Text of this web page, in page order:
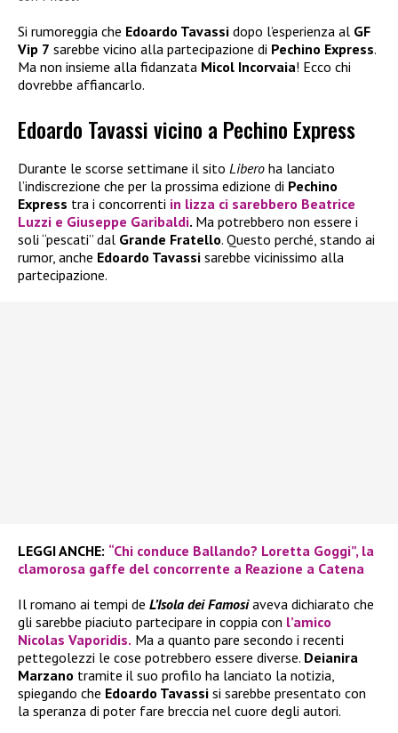
Si rumoreggia che Edoardo Tavassi dopo l’esperienza al GF
Vip 7 sarebbe vicino alla partecipazione di Pechino Express.
Ma non insieme alla fidanzata Micol Incorvaia! Ecco chi
dovrebbe affiancarlo.
Edoardo Tavassi vicino a Pechino Express
Durante le scorse settimane il sito Libero ha lanciato
l’indiscrezione che per la prossima edizione di Pechino
Express tra i concorrenti in lizza ci sarebbero Beatrice
Luzzi e Giuseppe Garibaldi. Ma potrebbero non essere i
soli “pescati” dal Grande Fratello. Questo perché, stando ai
rumor, anche Edoardo Tavassi sarebbe vicinissimo alla
partecipazione.
LEGGI ANCHE: “Chi conduce Ballando? Loretta Goggi”, la
clamorosa gaffe del concorrente a Reazione a Catena
Il romano ai tempi de L’Isola dei Famosiaveva dichiarato che
gli sarebbe piaciuto partecipare in coppia con l’amico
Nicolas Vaporidis. Ma a quanto pare secondo i recenti
pettegolezzi le cose potrebbero essere diverse. Deianira
Marzano tramite il suo profilo ha lanciato la notizia,
spiegando che Edoardo Tavassi si sarebbe presentato con
la speranza di poter fare breccia nel cuore degli autori.